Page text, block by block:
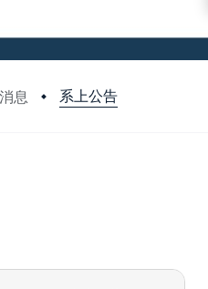
息 系上公告